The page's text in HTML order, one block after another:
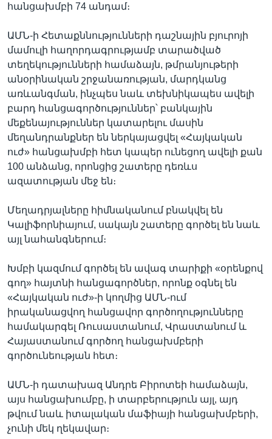
հանցախմբի 74 անդամ։
ԱՄՆ-ի Հետաքննությունների դաշնային բյուրոյի
մամուլի հաղորդագրությամբ տարածված
տեղեկությունների համաձայն, թմրանյութերի
անօրինական շրջանառության, մարդկանց
առևանգման, ինչպես նաև տեխնիկապես ավելի
բարդ հանցագործություններ՝ բանկային
մեքենայություններ կատարելու մասին
մեղանդրանքներ են ներկայացվել «Հայկական
ուժ» հանցախմբի հետ կապեր ունեցող ավելի քան
100 անձանց, որոնցից շատերը դեռևս
ազատության մեջ են։
Մեղադրյալները հիմնականում բնակվել են
Կալիֆորնիայում, սակայն շատերը գործել են նաև
այլ նահանգներում։
Խմբի կազմում գործել են ավագ տարիքի «օրենքով
գող» հայտնի հանցագործներ, որոնք օգնել են
«Հայկական ուժ»-ի կողմից ԱՄՆ-ում
իրականացվող հանցավոր գործողությունները
համակարգել Ռուսաստանում, Վրաստանում և
Հայաստանում գործող հանցախմբերի
գործունեության հետ։
ԱՄՆ-ի դատախազ Անդրե Բիրոտեի համաձայն,
այս հանցախումբը, ի տարբերություն այլ, այդ
թվում նաև իտալական մաֆիայի հանցախմբերի,
չունի մեկ ղեկավար։